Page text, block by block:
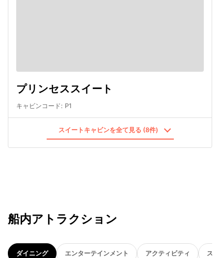
プリンセススイート
キャビンコード: P1
スイートキャビンを全て見る (8件)
船内アトラクション
ダイニング エンターテインメント アクティビティ ス